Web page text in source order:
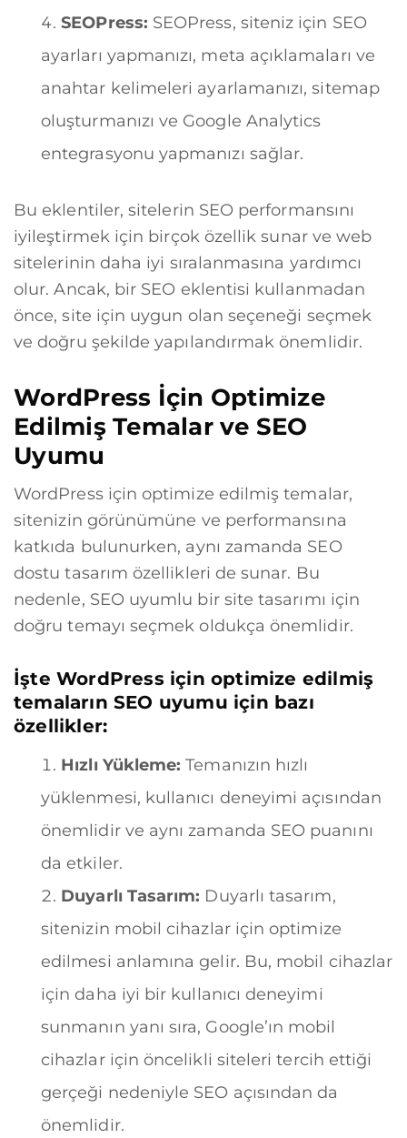
SEOPress: SEOPress, siteniz için SEO
ayarları yapmanızı, meta açıklamaları ve
anahtar kelimeleri ayarlamanızı, sitemap
oluşturmanızı ve Google Analytics
entegrasyonu yapmanızı sağlar.
Bu eklentiler, sitelerin SEO performansını
iyileştirmek için birçok özellik sunar ve web
sitelerinin daha iyi sıralanmasına yardımcı
olur. Ancak, bir SEO eklentisi kullanmadan
önce, site için uygun olan seçeneği seçmek
ve doğru şekilde yapılandırmak önemlidir.
WordPress İçin Optimize
Edilmiş Temalar ve SEO
Uyumu
WordPress için optimize edilmiş temalar,
sitenizin görünümüne ve performansına
katkıda bulunurken, aynı zamanda SEO
dostu tasarım özellikleri de sunar. Bu
nedenle, SEO uyumlu bir site tasarımı için
doğru temayı seçmek oldukça önemlidir.
İşte WordPress için optimize edilmiş
temaların SEO uyumu için bazı
özellikler:
Hızlı Yükleme: Temanızın hızlı
yüklenmesi, kullanıcı deneyimi açısından
önemlidir ve aynı zamanda SEO puanını
da etkiler.
Duyarlı Tasarım: Duyarlı tasarım,
sitenizin mobil cihazlar için optimize
edilmesi anlamına gelir. Bu, mobil cihazlar
için daha iyi bir kullanıcı deneyimi
sunmanın yanı sıra, Google’ın mobil
cihazlar için öncelikli siteleri tercih ettiği
gerçeği nedeniyle SEO açısından da
önemlidir.